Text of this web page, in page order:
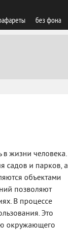
без фона
в жизни человека.
садов и парков, а
объектами
позволяют
В процессе
Это
окружающего